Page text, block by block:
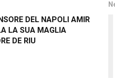
DEL NAPOLI AMIR
LA SUA MAGLIA
DE RIU